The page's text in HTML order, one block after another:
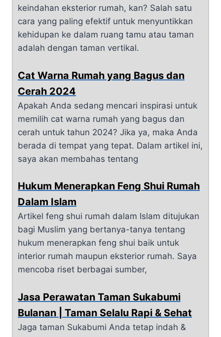
keindahan eksterior rumah, kan? Salah satu
cara yang paling efektif untuk menyuntikkan
kehidupan ke dalam ruang tamu atau taman
adalah dengan taman vertikal.
Cat Warna Rumah yang Bagus dan
Cerah 2024
Apakah Anda sedang mencari inspirasi untuk
memilih cat warna rumah yang bagus dan
cerah untuk tahun 2024? Jika ya, maka Anda
berada di tempat yang tepat. Dalam artikel ini,
saya akan membahas tentang
Hukum Menerapkan Feng Shui Rumah
Dalam Islam
Artikel feng shui rumah dalam Islam ditujukan
bagi Muslim yang bertanya-tanya tentang
hukum menerapkan feng shui baik untuk
interior rumah maupun eksterior rumah. Saya
mencoba riset berbagai sumber,
Jasa Perawatan Taman Sukabumi
Bulanan | Taman Selalu Rapi & Sehat
Jaga taman Sukabumi Anda tetap indah &